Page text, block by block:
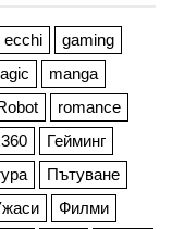
ecchi
gaming
manga
romance
Гейминг
Пътуване
Филми